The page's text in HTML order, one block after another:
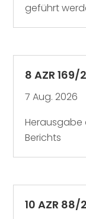
geführt
8 AZR 169/
7 Aug. 2026
Herausgabe
Berichts
10 AZR 88/